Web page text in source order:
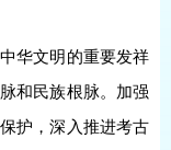
华文明的重要发祥
和民族根脉。加强
护，深入推进考古